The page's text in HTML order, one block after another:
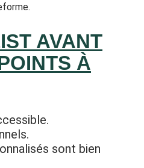
AVANT
À
sont bien